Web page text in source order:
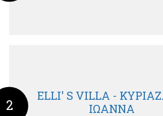
2
ELLI' S VILLA -
ΙΩΑΝΝΑ